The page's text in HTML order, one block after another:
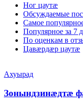
Ног цаутæ
Обсуждаемые
Самое
Популярное за 7
По оценкам в
Цавæрдæр цаутæ
Ахуырад
Зонындзинæдтæ